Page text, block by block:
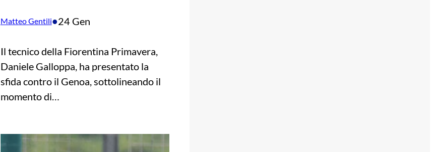
Matteo Gentili•24 Gen
Il tecnico della Fiorentina Primavera,
Daniele Galloppa, ha presentato la
sfida contro il Genoa, sottolineando il
momento di…